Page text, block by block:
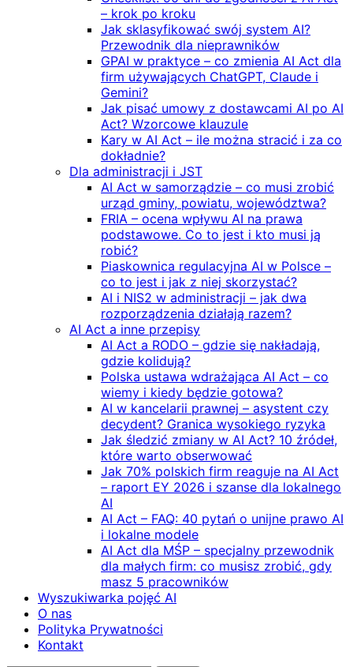
– krok po kroku
Jak sklasyfikować swój system AI?
Przewodnik dla nieprawników
GPAI w praktyce – co zmienia AI Act dla
firm używających ChatGPT, Claude i
Gemini?
Jak pisać umowy z dostawcami AI po AI
Act? Wzorcowe klauzule
Kary w AI Act – ile można stracić i za co
dokładnie?
Dla administracji i JST
AI Act w samorządzie – co musi zrobić
urząd gminy, powiatu, województwa?
FRIA – ocena wpływu AI na prawa
podstawowe. Co to jest i kto musi ją
robić?
Piaskownica regulacyjna AI w Polsce –
co to jest i jak z niej skorzystać?
AI i NIS2 w administracji – jak dwa
rozporządzenia działają razem?
AI Act a inne przepisy
AI Act a RODO – gdzie się nakładają,
gdzie kolidują?
Polska ustawa wdrażająca AI Act – co
wiemy i kiedy będzie gotowa?
AI w kancelarii prawnej – asystent czy
decydent? Granica wysokiego ryzyka
Jak śledzić zmiany w AI Act? 10 źródeł,
które warto obserwować
Jak 70% polskich firm reaguje na AI Act
– raport EY 2026 i szanse dla lokalnego
AI
AI Act – FAQ: 40 pytań o unijne prawo AI
i lokalne modele
AI Act dla MŚP – specjalny przewodnik
dla małych firm: co musisz zrobić, gdy
masz 5 pracowników
Wyszukiwarka pojęć AI
O nas
Polityka Prywatności
Kontakt